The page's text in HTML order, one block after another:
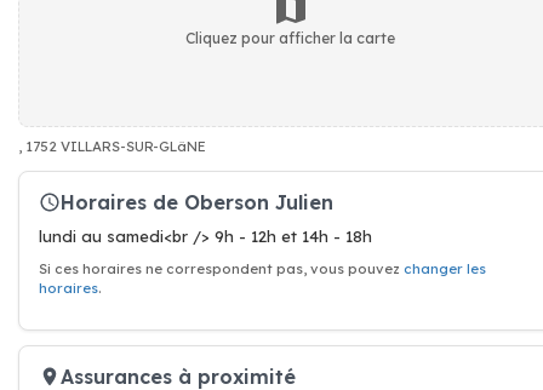
Cliquez pour afficher la carte
, 1752 VILLARS-SUR-GLâNE
Horaires de Oberson Julien
lundi au samedi<br /> 9h - 12h et 14h - 18h
Si ces horaires ne correspondent pas, vous pouvez changer les
horaires.
Assurances à proximité